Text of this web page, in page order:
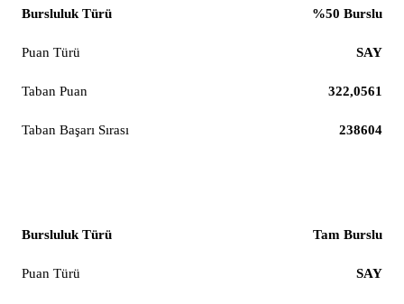
%50 Burslu
SAY
322,0561
238604
Tam Burslu
SAY